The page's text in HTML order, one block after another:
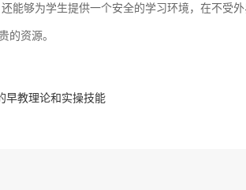
能够为学生提供一个安全的学习环境，在不受
的资源。‍
早教理论和实操技能